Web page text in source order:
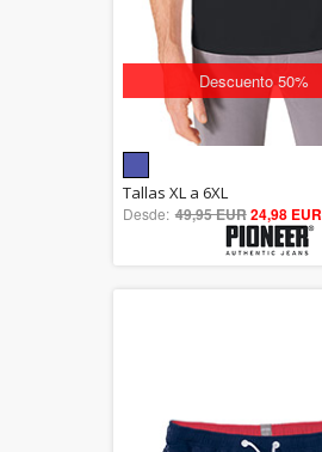
Descuento 50%
5.00
out of 5
Tallas XL a 6XL
Desde: 49,95 EUR24,98 EUR